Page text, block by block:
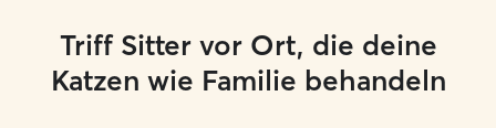
Triff Sitter vor Ort, die deine
Katzen wie Familie behandeln